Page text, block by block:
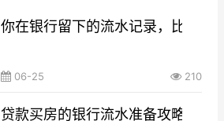
你在银行留下的流水记录，比你想
06-25 210
贷款买房的银行流水准备攻略，你